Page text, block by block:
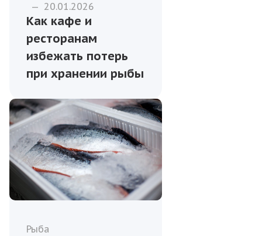
— 20.01.2026
Как кафе и
ресторанам
избежать потерь
при хранении рыбы
Рыба